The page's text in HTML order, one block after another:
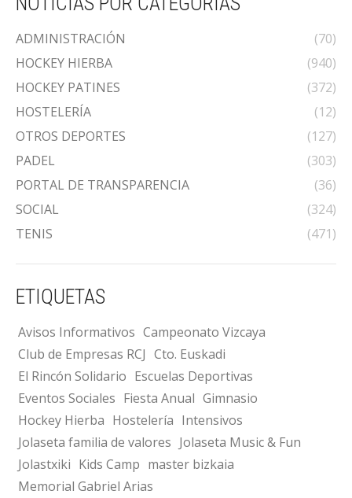
ADMINISTRACIÓN
(70)
HOCKEY HIERBA
(940)
HOCKEY PATINES
(372)
HOSTELERÍA
(12)
OTROS DEPORTES
(127)
PADEL
(303)
PORTAL DE TRANSPARENCIA
(36)
SOCIAL
(324)
TENIS
(471)
ETIQUETAS
Avisos Informativos Campeonato Vizcaya
Club de Empresas RCJ Cto. Euskadi
El Rincón Solidario Escuelas Deportivas
Eventos Sociales Fiesta Anual Gimnasio
Hockey Hierba Hostelería Intensivos
Jolaseta familia de valores Jolaseta Music & Fun
Jolastxiki Kids Camp master bizkaia
Memorial Gabriel Arias